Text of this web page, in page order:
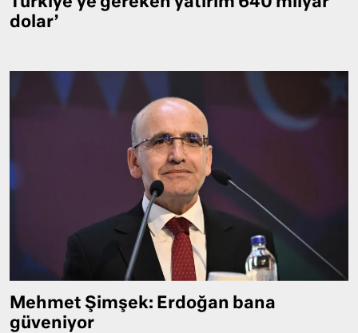
dolar’
Mehmet Şimşek: Erdoğan bana
güveniyor